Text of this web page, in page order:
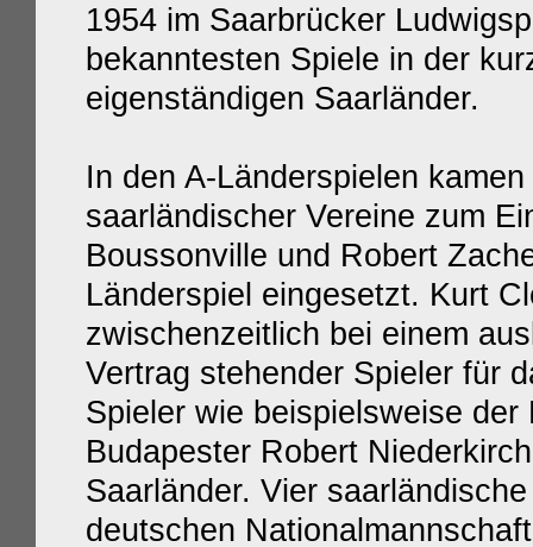
1954 im Saarbrücker
bekanntesten Spiele in der
eigenständigen Saarländer.
In den A-Länderspielen
saarländischer Vereine zum
Boussonville und Robert
Länderspiel eingesetzt. Kurt
zwischenzeitlich bei einem
Vertrag stehender Spieler für
Spieler wie beispielsweise
Budapester Robert
Saarländer. Vier
deutschen